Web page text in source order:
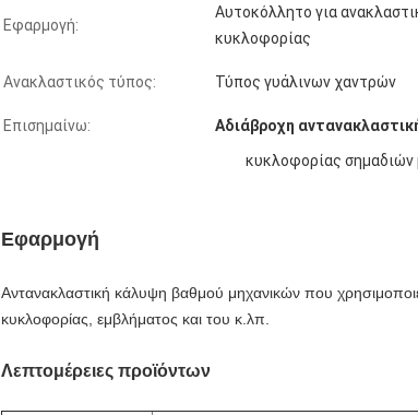
Εφαρμογή:
Αυτοκόλλητο για
κυκλοφορίας
Ανακλαστικός τύπος: Τύπος γυάλινων χαντρών
Επισημαίνω: Αδιάβροχη
κυκλοφορίας σημαδιών
Εφαρμογή
Αντανακλαστική κάλυψη βαθμού μηχανικών που
κυκλοφορίας, εμβλήματος και του κ.λπ.
Λεπτομέρειες προϊόντων